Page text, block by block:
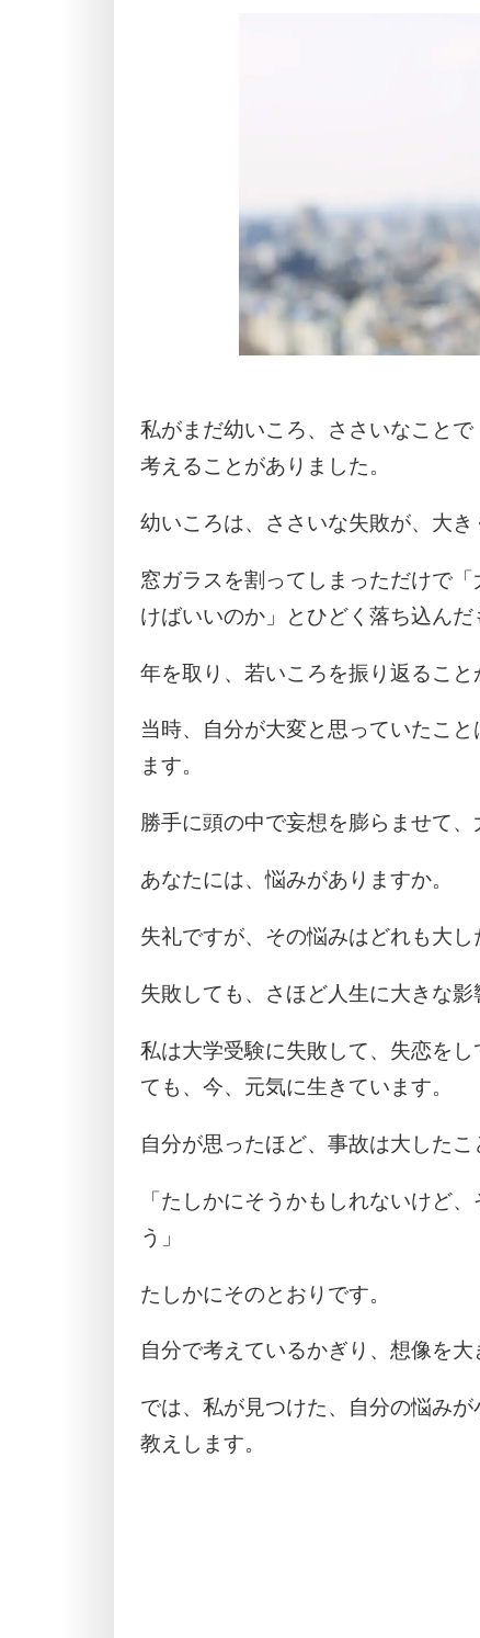
私がまだ幼いころ、ささいなこと
考えることがありました。
幼いころは、ささいな失敗が、大き
窓ガラスを割ってしまっただけで
けばいいのか」とひどく落ち込んだ
年を取り、若いころを振り返ること
当時、自分が大変と思っていたこ
ます。
勝手に頭の中で妄想を膨らませて、
あなたには、悩みがありますか。
失礼ですが、その悩みはどれも大し
失敗しても、さほど人生に大きな影
私は大学受験に失敗して、失恋を
ても、今、元気に生きています。
自分が思ったほど、事故は大したこ
「たしかにそうかもしれないけど
う」
たしかにそのとおりです。
自分で考えているかぎり、想像を大
では、私が見つけた、自分の悩み
教えします。